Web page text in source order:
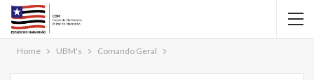
Home UBM's Comando Geral